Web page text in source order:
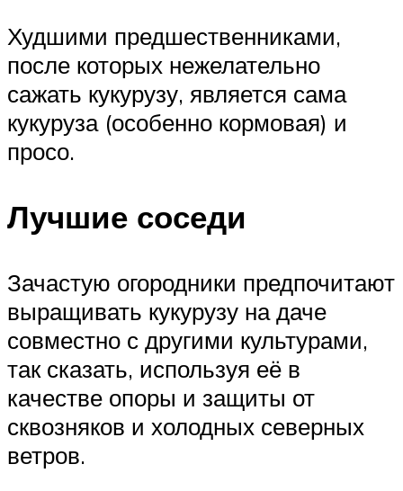
Худшими предшественниками,
после которых нежелательно
сажать кукурузу, является сама
кукуруза (особенно кормовая) и
просо.
Лучшие соседи
Зачастую огородники предпочитают
выращивать кукурузу на даче
совместно с другими культурами,
так сказать, используя её в
качестве опоры и защиты от
сквозняков и холодных северных
ветров.